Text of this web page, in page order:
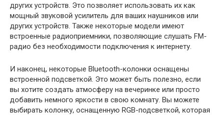
других устройств. Это позволяет использовать их как
мощный звуковой усилитель для ваших наушников или
других устройств. Также некоторые модели имеют
встроенные радиоприемники, позволяющие слушать FM-
радио без необходимости подключения к интернету.
И наконец, некоторые Bluetooth-колонки оснащены
встроенной подсветкой. Это может быть полезно, если
вы хотите создать атмосферу на вечеринке или просто
добавить немного яркости в свою комнату. Вы можете
выбирать колонку, оснащенную RGB-подсветкой, которая